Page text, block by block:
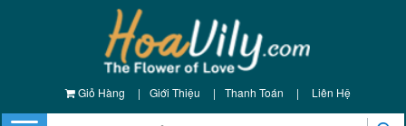
Giỏ Hàng | Giới Thiệu | Thanh Toán | Liên Hệ